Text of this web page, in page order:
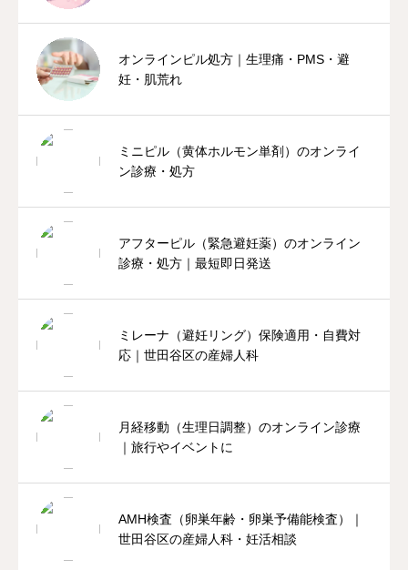
オンラインピル処方｜生理痛・PMS・避
妊・肌荒れ
ミニピル（黄体ホルモン単剤）のオンライ
ン診療・処方
アフターピル（緊急避妊薬）のオンライン
診療・処方｜最短即日発送
ミレーナ（避妊リング）保険適用・自費対
応｜世田谷区の産婦人科
月経移動（生理日調整）のオンライン診療
｜旅行やイベントに
AMH検査（卵巣年齢・卵巣予備能検査）｜
世田谷区の産婦人科・妊活相談